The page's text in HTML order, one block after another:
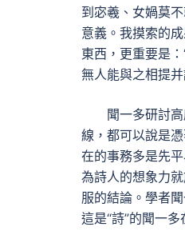
到宓羲、女媧莫
意義。我摸索的
東西，更重要是
無人能與之相提
聞一多研討
線，都可以說是
在的事務多是先
為詩人的想象力
服的結論。學者
這是“詩”的聞一